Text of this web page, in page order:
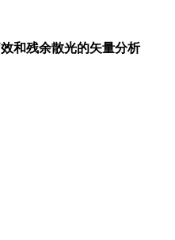
和残余散光的矢量分析